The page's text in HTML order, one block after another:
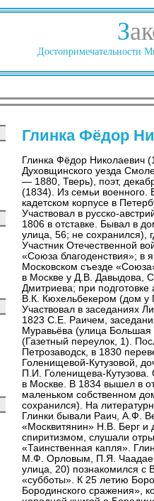
З
Достопримечательности
Глинка Фёдор
Глинка Фёдор Николаевич
Духовщинского уезда
— 1880, Тверь), поэт,
(1834). Из семьи военного.
кадетском корпусе в
Участвовал в русско-
1806 в отставке. Бывал в
улица, 56; не сохранился),
Участник Отечественной
«Союза благоденствия»; в
Московском съезде
в Москве у Д.В. Давыдова,
Дмитриева; при
В.К. Кюхельбекером (дом у
Участвовал в заседаниях
1823 С.Е. Раичем,
Муравьёва (улица
(Газетный переулок, 1).
Петрозаводск, в 1830
Голенищевой-Кутузовой,
П.И. Голенищева-
в Москве. В 1834 вышел в
маленьком собственном
сохранился). На
Глинки бывали Раич, А.Ф.
«Москвитянин» Н.В. Берг и
спиритизмом, слушали
«Таинственная капля».
М.Ф. Орловым, П.Я.
улица, 20) познакомился с
«субботы». К 25 летию
Бородинского сражения»,